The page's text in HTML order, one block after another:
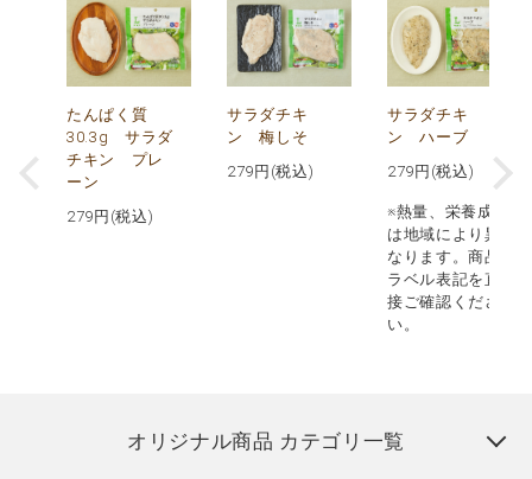
たんぱく質
30.3g サラダ
チキン プレ
ーン
279 円(税込)
サラダチキ
ン 梅しそ
279 円(税込)
サラダチキ
ン ハーブ
279 円(税込)
※熱量、栄養成分
は地域により異
なります。商品
ラベル表記を直
接ご確認くださ
い。
オリジナル商品 カテゴリ一覧